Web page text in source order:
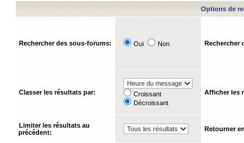
Options de
Rechercher des sous-forums: Oui Non Rechercher
Classer les résultats par:
Croissant
Décroissant
Afficher les
Limiter les résultats au
précédent:
Retourner